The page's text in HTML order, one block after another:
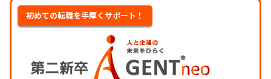
初めての転職を手厚くサポート！